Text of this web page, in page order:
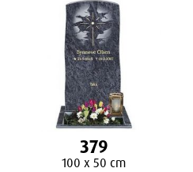
379
100 x 50 cm